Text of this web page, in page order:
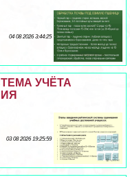
04 08 2026 3:44:25
УЧЁТА
03 08 2026 19:25:59